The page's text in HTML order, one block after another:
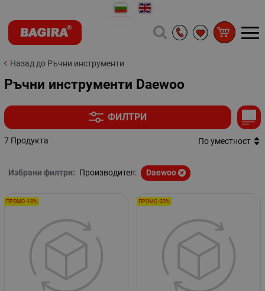
Назад до Ръчни инструменти
Ръчни инструменти Daewoo
ФИЛТРИ
7 Продукта По уместност
Избрани филтри: Производител: Daewoo
ПРОМО -18% ПРОМО -33%